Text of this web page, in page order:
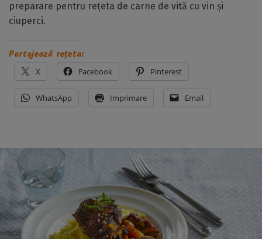
preparare pentru rețeta de carne de vită cu vin și
ciuperci.
Partajează rețeta:
X Facebook Pinterest
WhatsApp Imprimare Email